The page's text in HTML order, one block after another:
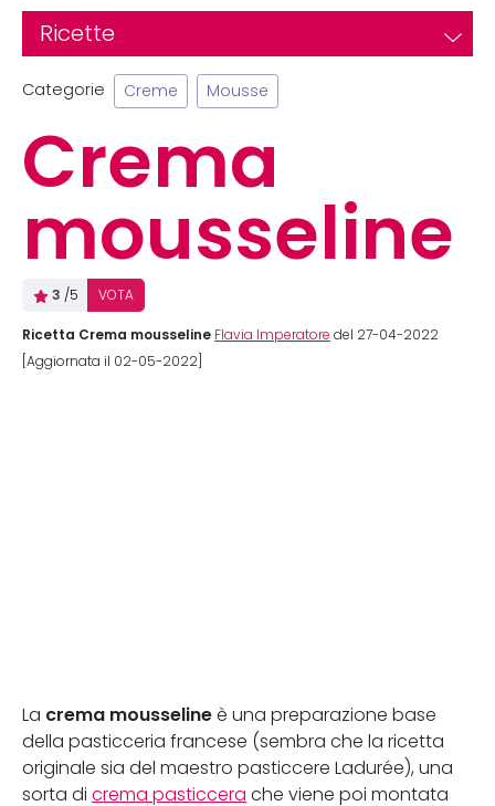
Ricette
Categorie Creme Mousse
Crema
mousseline
3 /5 VOTA
Ricetta Crema mousseline Flavia Imperatore del 27-04-2022
[Aggiornata il 02-05-2022]
La crema mousseline è una preparazione base
della pasticceria francese (sembra che la ricetta
originale sia del maestro pasticcere Ladurée), una
sorta di crema pasticcera che viene poi montata